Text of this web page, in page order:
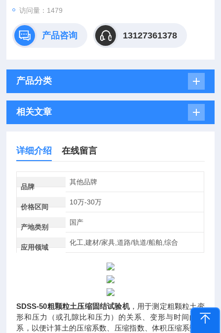
访问量：1479
产品咨询 13127361378
产品分类
相关文章
详细介绍 在线留言
品牌
其他品牌
价格区间
10万-30万
产地类别
国产
应用领域
化工,建材/家具,道路/轨道/船舶,综合
SDSS-50粗颗粒土压缩固结试验机，用于测定粗颗粒土变
形和压力（或孔隙比和压力）的关系、变形与时间的关
系，以便计算土的压缩系数、压缩指数、体积压缩系数、